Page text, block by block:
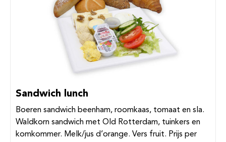
Sandwich lunch
Boeren sandwich beenham, roomkaas, tomaat en sla.
Waldkorn sandwich met Old Rotterdam, tuinkers en
komkommer. Melk/jus d’orange. Vers fruit. Prijs per